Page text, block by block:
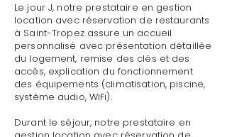
Le jour J, notre prestataire en gestion
location avec réservation de restaurants
à Saint-Tropez assure un accueil
personnalisé avec présentation détaillée
du logement, remise des clés et des
accès, explication du fonctionnement
des équipements (climatisation, piscine,
système audio, WiFi).
Durant le séjour, notre prestataire en